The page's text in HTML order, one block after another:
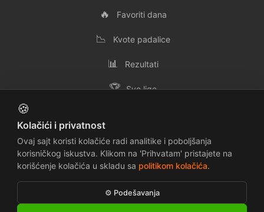
🔥 Favoriti dana
📉 Kvote padalice
📊 Rezultati
🏆 Sve lige
✉️ Kontakt
📜 Uslovi korišćenja 🔒
🍪 Politika kolačića ⚠️ Odricanje odgovornosti
🍪
Kolačići i privatnost
Ovaj sajt koristi kolačiće radi analitike i poboljšanja
korisničkog iskustva. Klikom na 'Prihvatam' pristajete na
korišćenje kolačića u skladu sa politikom kolačića.
⚙️ Podešavanja